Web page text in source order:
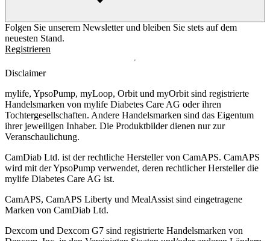
Folgen Sie unserem Newsletter und bleiben Sie stets auf dem
neuesten Stand.
Registrieren
Disclaimer
mylife, YpsoPump, myLoop, Orbit und myOrbit sind registrierte
Handelsmarken von mylife Diabetes Care AG oder ihren
Tochtergesellschaften. Andere Handelsmarken sind das Eigentum
ihrer jeweiligen Inhaber. Die Produktbilder dienen nur zur
Veranschaulichung.
CamDiab Ltd. ist der rechtliche Hersteller von CamAPS. CamAPS
wird mit der YpsoPump verwendet, deren rechtlicher Hersteller die
mylife Diabetes Care AG ist.
CamAPS, CamAPS Liberty und MealAssist sind eingetragene
Marken von CamDiab Ltd.
Dexcom und Dexcom G7 sind registrierte Handelsmarken von